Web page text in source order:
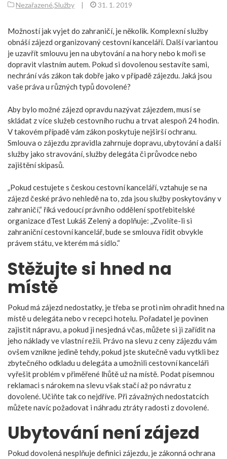
Nezařazené,Služby | 31. 1. 2019
Možností jak vyjet do zahraničí, je několik. Komplexní služby
obnáší zájezd organizovaný cestovní kanceláří. Další variantou
je uzavřít smlouvu jen na ubytování a na hory nebo k moři se
dopravit vlastním autem. Pokud si dovolenou sestavíte sami,
nechrání vás zákon tak dobře jako v případě zájezdu. Jaká jsou
vaše práva u různých typů dovolené?
Aby bylo možné zájezd opravdu nazývat zájezdem, musí se
skládat z více služeb cestovního ruchu a trvat alespoň 24 hodin.
V takovém případě vám zákon poskytuje nejširší ochranu.
Smlouva o zájezdu zpravidla zahrnuje dopravu, ubytování a další
služby jako stravování, služby delegáta či průvodce nebo
zajištění skipasů.
„Pokud cestujete s českou cestovní kanceláří, vztahuje se na
zájezd české právo nehledě na to, zda jsou služby poskytovány v
zahraničí,“ říká vedoucí právního oddělení spotřebitelské
organizace dTest Lukáš Zelený a doplňuje: „Zvolíte-li si
zahraniční cestovní kancelář, bude se smlouva řídit obvykle
právem státu, ve kterém má sídlo.“
Stěžujte si hned na
místě
Pokud má zájezd nedostatky, je třeba se proti nim ohradit hned na
místě u delegáta nebo v recepci hotelu. Pořadatel je povinen
zajistit nápravu, a pokud ji nesjedná včas, můžete si ji zařídit na
jeho náklady ve vlastní režii. Právo na slevu z ceny zájezdu vám
ovšem vznikne jedině tehdy, pokud jste skutečně vadu vytkli bez
zbytečného odkladu u delegáta a umožnili cestovní kanceláři
vyřešit problém v přiměřené lhůtě už na místě. Podat písemnou
reklamaci s nárokem na slevu však stačí až po návratu z
dovolené. Učiňte tak co nejdříve. Při závažných nedostatcích
můžete navíc požadovat i náhradu ztráty radosti z dovolené.
Ubytování není zájezd
Pokud dovolená nesplňuje definici zájezdu, je zákonná ochrana